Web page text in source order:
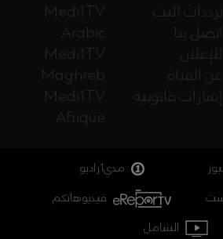
Medi1TV
Arabic
Medi1TV
Maghreb
Medi1TV
Afrique
ترددات البث
اتصل بنا
للإعلان
عن القناة
إشارات قانونية
مدي1راديو
فيديوهاتكم
الشامل